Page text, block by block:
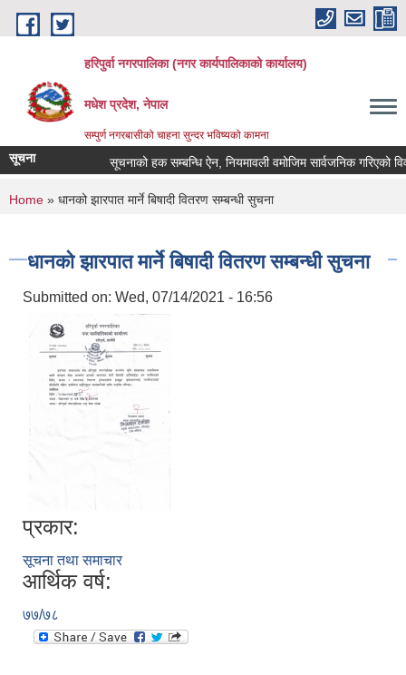
Skip to main content
हरिपुर्वा नगरपालिका (नगर कार्यपालिकाको कार्यालय)
मधेश प्रदेश, नेपाल
सम्पुर्ण नगरबासीको चाहना सुन्दर भविष्यको कामना
सूचना सूचनाको हक सम्बन्धि ऐन, नियमावली वमोजिम सार्वजनिक गरिएको
You are here
Home » धानको झारपात मार्ने बिषादी वितरण सम्बन्धी सुचना
धानको झारपात मार्ने बिषादी वितरण सम्बन्धी सुचना
Submitted on: Wed, 07/14/2021 - 16:56
प्रकार:
सूचना तथा समाचार
आर्थिक वर्ष:
७७/७८